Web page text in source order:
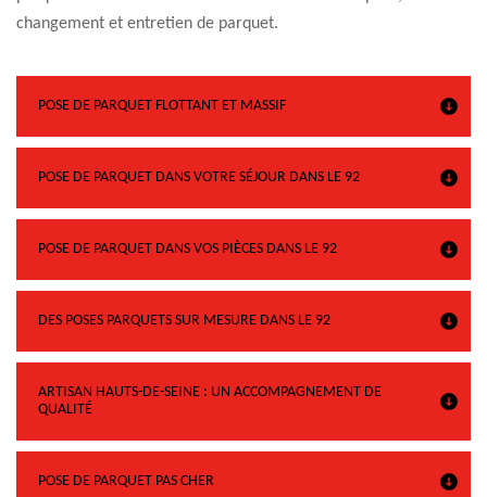
changement et entretien de parquet.
POSE DE PARQUET FLOTTANT ET MASSIF
POSE DE PARQUET DANS VOTRE SÉJOUR DANS LE 92
POSE DE PARQUET DANS VOS PIÈCES DANS LE 92
DES POSES PARQUETS SUR MESURE DANS LE 92
ARTISAN HAUTS-DE-SEINE : UN ACCOMPAGNEMENT DE
QUALITÉ
POSE DE PARQUET PAS CHER